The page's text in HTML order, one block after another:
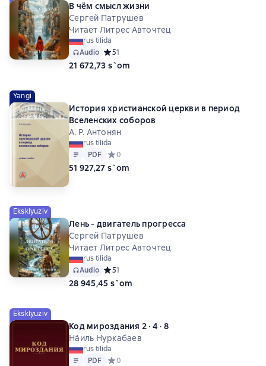
В чём смысл жизни
Сергей Патрушев
Читает Литрес Авточтец
rus tilida
Audio Средний рейтинг 5 на основе 1 оценок
51
21 672,73 s`om
Yangi
История христианской церкви в период
Вселенских соборов
А. Р. Антонян
rus tilida
Matn
PDF
PDF Средний рейтинг 0 на основе 0 оценок
0
51 927,27 s`om
Eksklyuziv
Лень - двигатель прогресса
Сергей Патрушев
Читает Литрес Авточтец
rus tilida
Audio Средний рейтинг 5 на основе 1 оценок
51
28 945,45 s`om
Eksklyuziv
Код мироздания 2 · 4 · 8
На́иль Нуркабаев
rus tilida
Matn
PDF
PDF Средний рейтинг 0 на основе 0 оценок
0